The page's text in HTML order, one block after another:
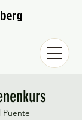
Puente